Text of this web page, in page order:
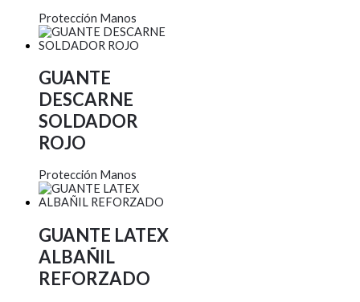
Protección Manos
GUANTE
DESCARNE
SOLDADOR
ROJO
Protección Manos
GUANTE LATEX
ALBAÑIL
REFORZADO